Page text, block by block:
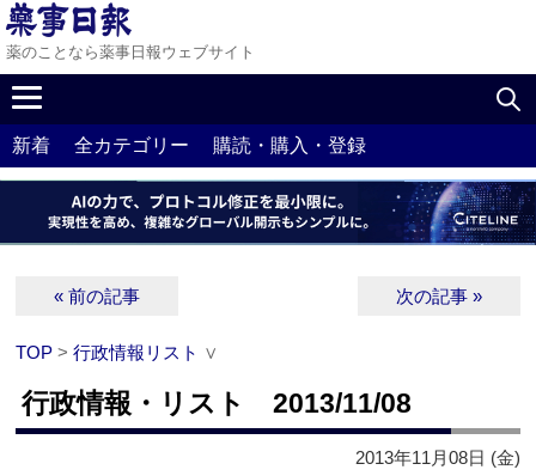
薬のことなら薬事日報ウェブサイト
新着 全カテゴリー 購読・購入・登録
« 前の記事 次の記事 »
TOP >行政情報リスト ∨
行政情報・リスト 2013/11/08
2013年11月08日 (金)